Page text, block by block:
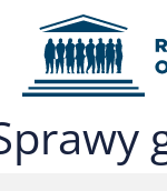
Enter)
Enter)